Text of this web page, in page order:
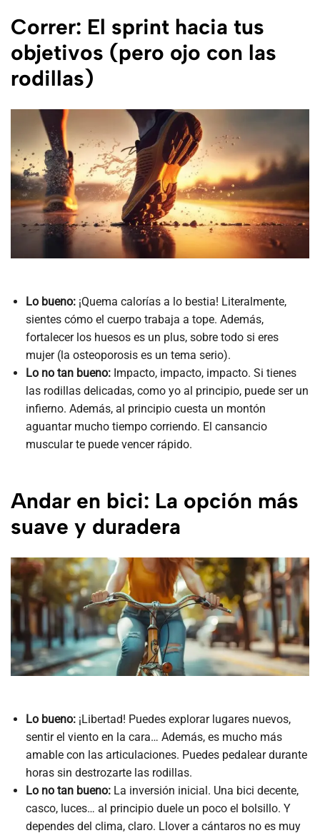
Correr: El sprint hacia tus
objetivos (pero ojo con las
rodillas)
Lo bueno:¡Quema calorías a lo bestia! Literalmente,
sientes cómo el cuerpo trabaja a tope. Además,
fortalecer los huesos es un plus, sobre todo si eres
mujer (la osteoporosis es un tema serio).
Lo no tan bueno:Impacto, impacto, impacto. Si tienes
las rodillas delicadas, como yo al principio, puede ser un
infierno. Además, al principio cuesta un montón
aguantar mucho tiempo corriendo. El cansancio
muscular te puede vencer rápido.
Andar en bici: La opción más
suave y duradera
Lo bueno:¡Libertad! Puedes explorar lugares nuevos,
sentir el viento en la cara… Además, es mucho más
amable con las articulaciones. Puedes pedalear durante
horas sin destrozarte las rodillas.
Lo no tan bueno:La inversión inicial. Una bici decente,
casco, luces… al principio duele un poco el bolsillo. Y
dependes del clima, claro. Llover a cántaros no es muy